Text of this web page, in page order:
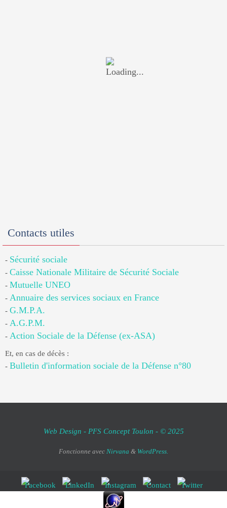
Contacts utiles
- Sécurité sociale
- Caisse Nationale Militaire de Sécurité Sociale
- Mutuelle UNEO
- Annuaire des services sociaux en France
- G.M.P.A.
- A.G.P.M.
- Action Sociale de la Défense (ex-ASA)
Et, en cas de décès :
- Bulletin d'information sociale de la Défense n°80
Web Design - PFS Concept Toulon - © 2025
Fonctionne avec Nirvana & WordPress.